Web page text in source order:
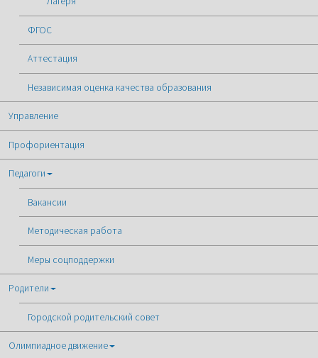
ФГОС
Аттестация
Независимая оценка качества образования
Управление
Профориентация
Педагоги
Вакансии
Методическая работа
Меры соцподдержки
Родители
Городской родительский совет
Олимпиадное движение